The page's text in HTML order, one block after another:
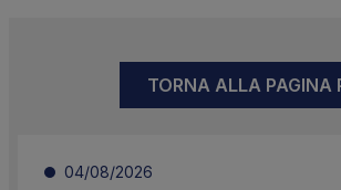
TORNA ALLA PAGINA
04/08/2026